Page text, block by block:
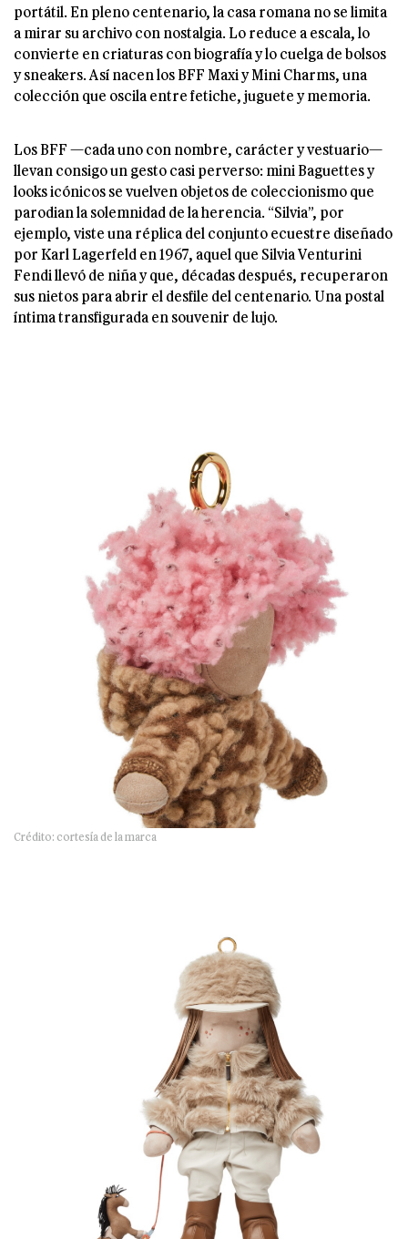
portátil. En pleno centenario, la casa romana no se limita
a mirar su archivo con nostalgia. Lo reduce a escala, lo
convierte en criaturas con biografía y lo cuelga de bolsos
y sneakers. Así nacen los BFF Maxi y Mini Charms, una
colección que oscila entre fetiche, juguete y memoria.
Los BFF —cada uno con nombre, carácter y vestuario—
llevan consigo un gesto casi perverso: mini Baguettes y
looks icónicos se vuelven objetos de coleccionismo que
parodian la solemnidad de la herencia. “Silvia”, por
ejemplo, viste una réplica del conjunto ecuestre diseñado
por Karl Lagerfeld en 1967, aquel que Silvia Venturini
Fendi llevó de niña y que, décadas después, recuperaron
sus nietos para abrir el desfile del centenario. Una postal
íntima transfigurada en souvenir de lujo.
Crédito: cortesía de la marca